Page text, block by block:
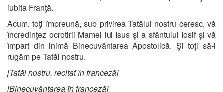
iubita Franţă.
Acum, toţi împreună, sub privirea Tatălui nostru ceresc, vă
încredinţez ocrotirii Mamei lui Isus şi a sfântului Iosif şi vă
împart din inimă Binecuvântarea Apostolică. Şi toţi să-l
rugăm pe Tatăl nostru.
[Tatăl nostru, recitat în franceză]
[Binecuvântarea în franceză]